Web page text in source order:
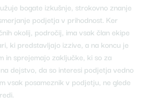
bogate izkušnje, strokovno znanje
podjetja v prihodnost. Ker
okolij, področij, ima vsak član ekipe
ki predstavljajo izzive, a na koncu je
in sprejemajo zaključke, ki so za
dejstvo, da so interesi podjetja vedno
vsak posameznik v podjetju, ne glede